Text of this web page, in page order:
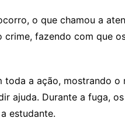
o que chamou a
fazendo com que
a ação, mostrando o
ajuda. Durante a fuga,
estudante.